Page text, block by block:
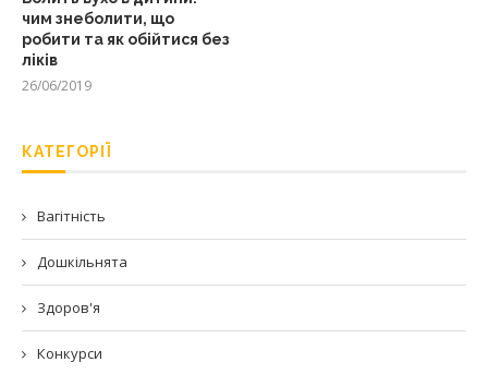
чим знеболити, що
робити та як обійтися без
ліків
26/06/2019
КАТЕГОРІЇ
Вагітність
Дошкільнята
Здоров'я
Конкурси